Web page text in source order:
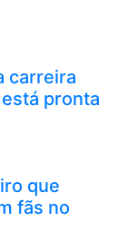
carreira
pronta
que
fãs no